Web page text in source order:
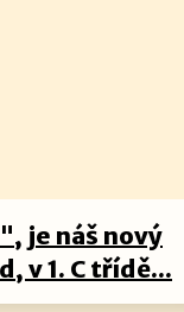
je náš nový
v 1. C třídě...